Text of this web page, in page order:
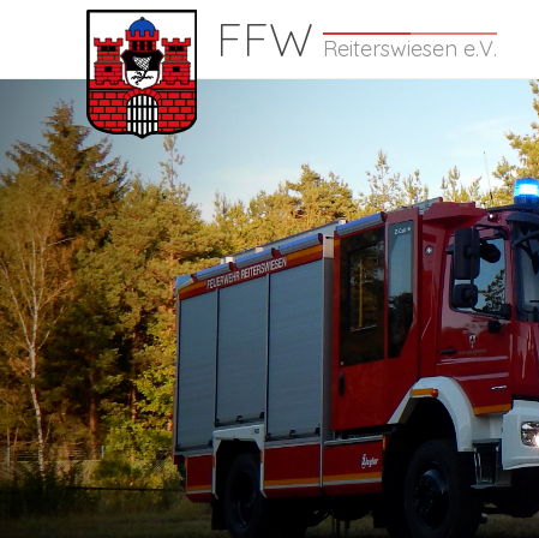
FFW Reiterswiesen e.V.